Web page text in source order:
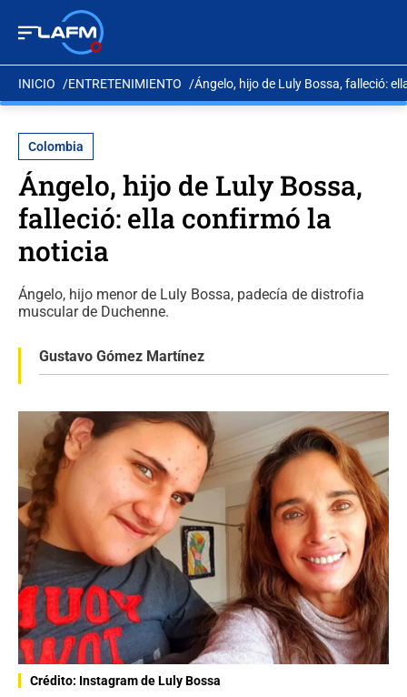
INICIO ENTRETENIMIENTO Ángelo, hijo de Luly Bossa, falleció:
Colombia
Ángelo, hijo de Luly Bossa,
falleció: ella confirmó la
noticia
Ángelo, hijo menor de Luly Bossa, padecía de distrofia
muscular de Duchenne.
Gustavo Gómez Martínez
Crédito: Instagram de Luly Bossa